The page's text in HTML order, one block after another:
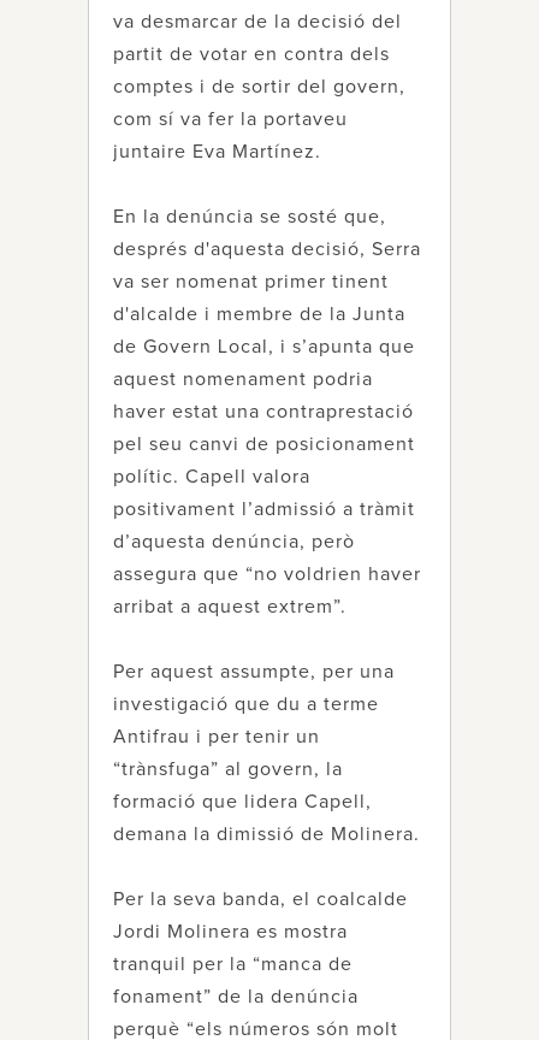
va desmarcar de la decisió del
partit de votar en contra dels
comptes i de sortir del govern,
com sí va fer la portaveu
juntaire Eva Martínez.
En la denúncia se sosté que,
després d'aquesta decisió, Serra
va ser nomenat primer tinent
d'alcalde i membre de la Junta
de Govern Local, i s’apunta que
aquest nomenament podria
haver estat una contraprestació
pel seu canvi de posicionament
polític. Capell valora
positivament l’admissió a tràmit
d’aquesta denúncia, però
assegura que “no voldrien haver
arribat a aquest extrem”.
Per aquest assumpte, per una
investigació que du a terme
Antifrau i per tenir un
“trànsfuga” al govern, la
formació que lidera Capell,
demana la dimissió de Molinera.
Per la seva banda, el coalcalde
Jordi Molinera es mostra
tranquil per la “manca de
fonament” de la denúncia
perquè “els números són molt